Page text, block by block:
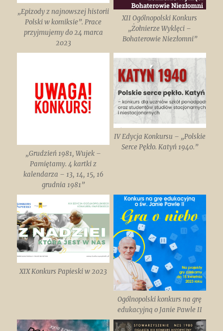
„Epizody z najnowszej historii
Polski w komiksie”. Prace
przyjmujemy do 24 marca
2023
XII Ogólnopolski Konkurs
„Żołnierze Wyklęci –
Bohaterowie Niezłomni”
„Grudzień 1981, Wujek –
Pamiętamy. 4 kartki z
kalendarza – 13, 14, 15, 16
grudnia 1981”
IV Edycja Konkursu – „Polskie
Serce Pękło. Katyń 1940.”
XIX Konkurs Papieski w 2023
Ogólnopolski konkurs na grę
edukacyjną o Janie Pawle II